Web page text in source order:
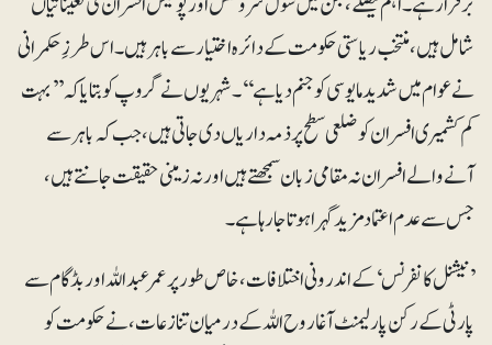
شامل ہیں، منتخب ریاستی حکومت کے دائرہ اختیار سے باہر ہیں۔ اس طرزِ حکمرانی
نے عوام میں شدید مایوسی کو جنم دیا ہے‘‘۔ شہریوں نے گروپ کو بتایا کہ ’’بہت
کم کشمیری افسران کو ضلعی سطح پر ذمہ داریاں دی جاتی ہیں، جب کہ باہر سے
آنے والے افسران نہ مقامی زبان سمجھتے ہیں اور نہ زمینی حقیقت جانتے ہیں،
جس سے عدم اعتماد مزید گہرا ہوتا جارہا ہے۔
’نیشنل کانفرنس‘ کے اندرونی اختلافات، خاص طور پر عمر عبداللہ اور بڈگام سے
پارٹی کے رکن پارلیمنٹ آغا روح اللہ کے درمیان تنازعات، نے حکومت کو